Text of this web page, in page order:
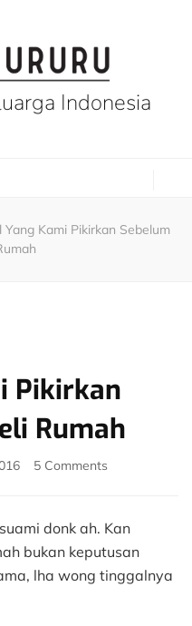
Indonesia
Yang Kami Pikirkan Sebelum
Pikirkan
Rumah
5 Comments
Yang
Pikirkan
Sebelum
donk ah. Kan
bukan keputusan
lha wong tinggalnya